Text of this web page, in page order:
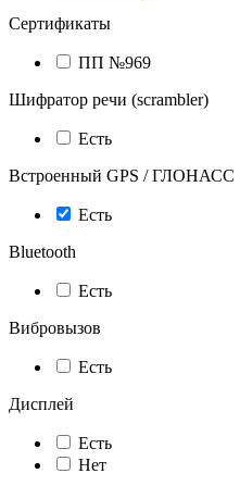
Сертификаты
ПП №969
Шифратор речи (scrambler)
Есть
Встроенный GPS / ГЛОНАСС
Есть
Bluetooth
Есть
Вибровызов
Есть
Дисплей
Есть
Нет